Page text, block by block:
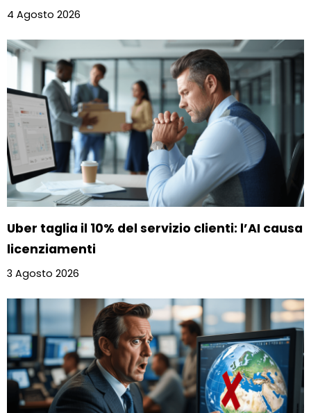
4 Agosto 2026
Uber taglia il 10% del servizio clienti: l’AI causa
licenziamenti
3 Agosto 2026